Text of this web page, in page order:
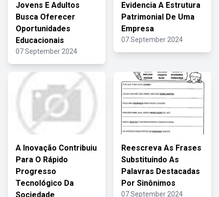
Jovens E Adultos
Busca Oferecer
Oportunidades
Educacionais
07 September 2024
Evidencia A Estrutura
Patrimonial De Uma
Empresa
07 September 2024
A Inovação Contribuiu
Para O Rápido
Progresso
Tecnológico Da
Sociedade
Reescreva As Frases
Substituindo As
Palavras Destacadas
Por Sinônimos
07 September 2024